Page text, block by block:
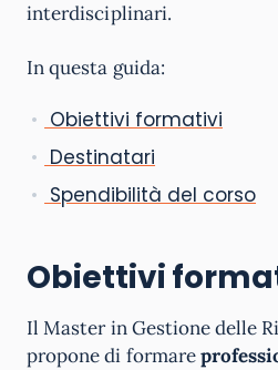
interdisciplinari.
In questa guida:
Obiettivi formativi
Destinatari
Spendibilità del corso
Obiettivi
Il Master in Gestione delle
propone di formare